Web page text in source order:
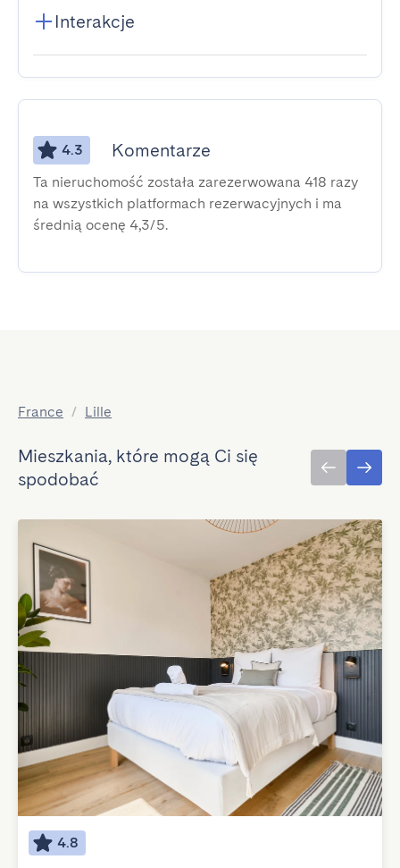
Interakcje
4.3 Komentarze
Ta nieruchomość została zarezerwowana 418 razy
na wszystkich platformach rezerwacyjnych i ma
średnią ocenę 4,3/5.
France / Lille
Mieszkania, które mogą Ci się
spodobać
4.8